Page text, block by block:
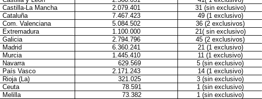
Castilla-La Mancha
2.079.401 31 (sin exclusivo)
Cataluña
7.467.423 49 (1 exclusivo)
Com. Valenciana
5.084.502 36 (2 exclusivos)
Extremadura
1.100.000 21( sin exclusivo)
Galicia
2.794.796 45 (2 exclusivos)
Madrid
6.360.241 21 (1 exclusivo)
Murcia
1.445.410 11 (1 exclusivo)
Navarra
629.569 5 (sin exclusivo)
País Vasco
2.171.243 14 (1 exclusivo)
Rioja (La)
321.025 3 (sin exclusivo)
Ceuta
78.591 1 (sin exclusivo)
Melilla
73.382 1 (sin exclusivo)